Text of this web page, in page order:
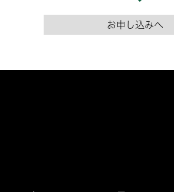
お申し込みへ